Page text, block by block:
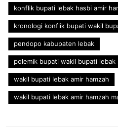
konflik bupati lebak hasbi amir
kronologi konflik bupati wakil
pendopo kabupaten lebak
polemik bupati wakil bupati lebak
wakil bupati lebak amir hamzah
wakil bupati lebak amir hamzah